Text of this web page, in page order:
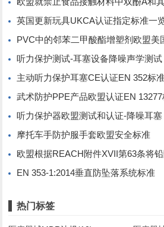
英国更新玩具UKCA认证指定标准一
PVC中的邻苯二甲酸酯增塑剂欧盟美
听力保护测试-耳塞设备降噪声学测试
主动听力保护耳塞CE认证EN 352标
武术防护PPE产品欧盟认证EN
听力保护器欧盟测试和认证-降噪耳塞
摩托车手防护服手套欧盟安全标准
欧盟根据REACH附件XVII第63条将
EN 353-1:2014垂直防坠落系统标准
热门标签